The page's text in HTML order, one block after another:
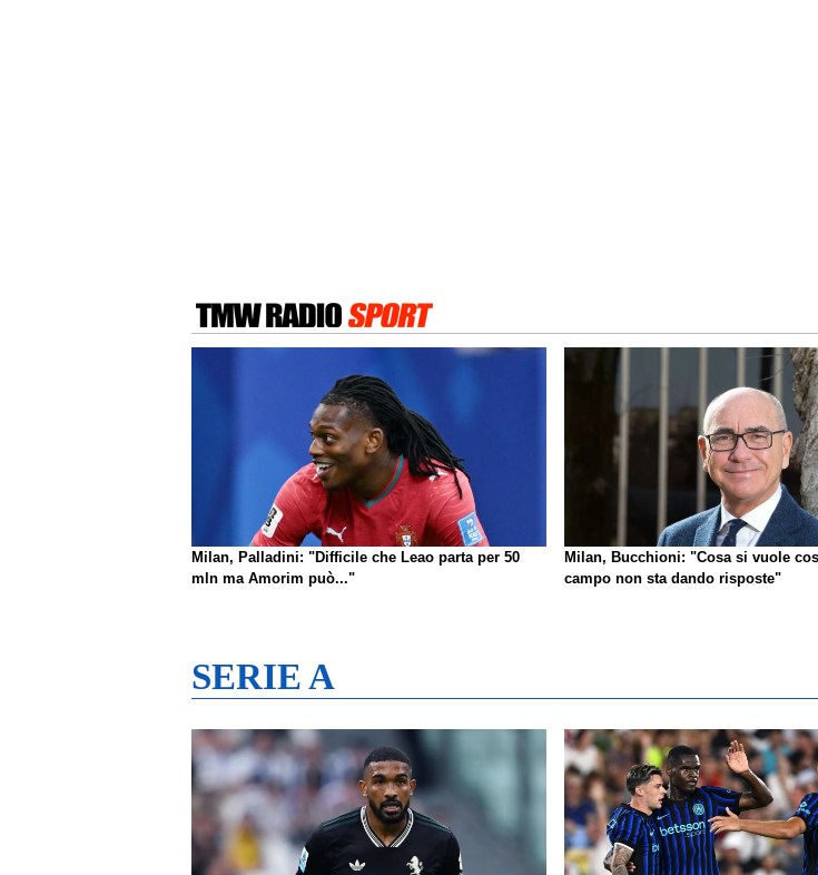
Milan, Palladini: "Difficile che Leao parta per 50
mln ma Amorim può..."
Milan, Bucchioni: "Cosa si vuole
campo non sta dando risposte"
SERIE A